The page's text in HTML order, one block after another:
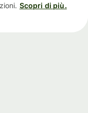
Scopri di più.